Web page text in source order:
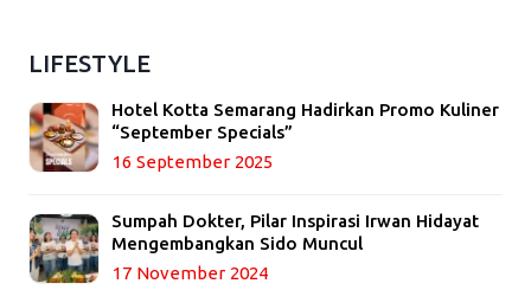
LIFESTYLE
Hotel Kotta Semarang Hadirkan Promo Kuliner
“September Specials”
16 September 2025
Sumpah Dokter, Pilar Inspirasi Irwan Hidayat
Mengembangkan Sido Muncul
17 November 2024